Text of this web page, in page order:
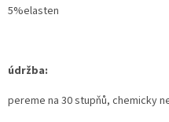
5%elasten
údržba:
pereme na 30 stupňů, chemicky